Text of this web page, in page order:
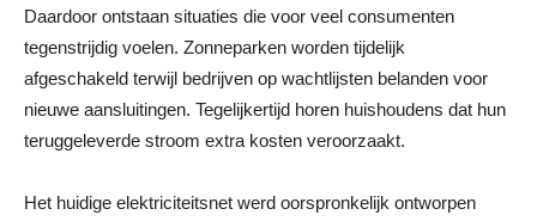
Daardoor ontstaan situaties die voor veel consumenten
tegenstrijdig voelen. Zonneparken worden tijdelijk
afgeschakeld terwijl bedrijven op wachtlijsten belanden voor
nieuwe aansluitingen. Tegelijkertijd horen huishoudens dat hun
teruggeleverde stroom extra kosten veroorzaakt.
Het huidige elektriciteitsnet werd oorspronkelijk ontworpen